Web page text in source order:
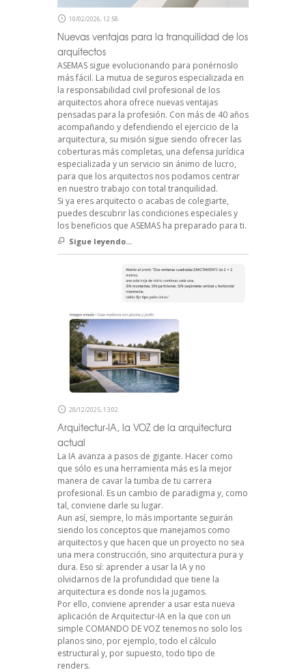
10/02/2026, 12:58
Nuevas ventajas para la tranquilidad de los
arquitectos
ASEMAS sigue evolucionando para ponérnoslo
más fácil. La mutua de seguros especializada en
la responsabilidad civil profesional de los
arquitectos ahora ofrece nuevas ventajas
pensadas para la profesión. Con más de 40 años
acompañando y defendiendo el ejercicio de la
arquitectura, su misión sigue siendo ofrecer las
coberturas más completas, una defensa jurídica
especializada y un servicio sin ánimo de lucro,
para que los arquitectos nos podamos centrar
en nuestro trabajo con total tranquilidad.
Si ya eres arquitecto o acabas de colegiarte,
puedes descubrir las condiciones especiales y
los beneficios que ASEMAS ha preparado para ti.
Sigue leyendo...
28/12/2025, 13:02
Arquitectur-IA, la VOZ de la arquitectura
actual
La IA avanza a pasos de gigante. Hacer como
que sólo es una herramienta más es la mejor
manera de cavar la tumba de tu carrera
profesional. Es un cambio de paradigma y, como
tal, conviene darle su lugar.
Aun así, siempre, lo más importante seguirán
siendo los conceptos que manejamos como
arquitectos y que hacen que un proyecto no sea
una mera construcción, sino arquitectura pura y
dura. Eso sí: aprender a usar la IA y no
olvidarnos de la profundidad que tiene la
arquitectura es donde nos la jugamos.
Por ello, conviene aprender a usar esta nueva
aplicación de Arquitectur-IA en la que con un
simple COMANDO DE VOZ tenemos no solo los
planos sino, por ejemplo, todo el cálculo
estructural y, por supuesto, todo tipo de
renders.